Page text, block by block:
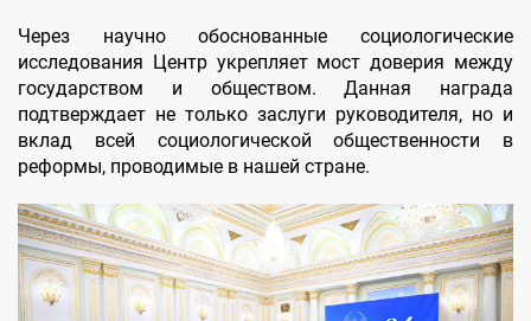
Через научно обоснованные социологические
исследования Центр укрепляет мост доверия между
государством и обществом. Данная награда
подтверждает не только заслуги руководителя, но и
вклад всей социологической общественности в
реформы, проводимые в нашей стране.